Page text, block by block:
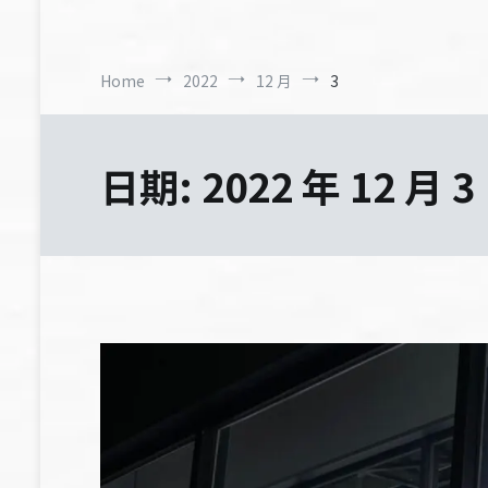
Home 2022 12 月 3
日期: 2022 年 12 月 3